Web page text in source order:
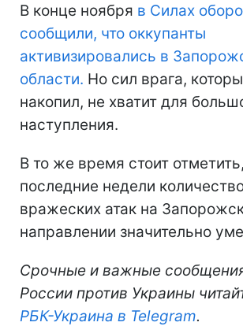
В конце ноября в Силах
сообщили, что оккупанты
активизировались в
области. Но сил врага,
накопил, не хватит для
наступления.
В то же время стоит
последние недели
вражеских атак на
направлении значительно
Срочные и важные
России против Украины
РБК-Украина в Telegram.